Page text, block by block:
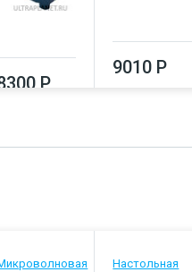
Р
9010 Р
Настольная